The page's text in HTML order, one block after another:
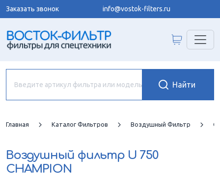
Заказать звонок info@vostok-filters.ru
Главная Каталог Фильтров Воздушный Фильтр
Воздушный фильтр U 750
CHAMPION